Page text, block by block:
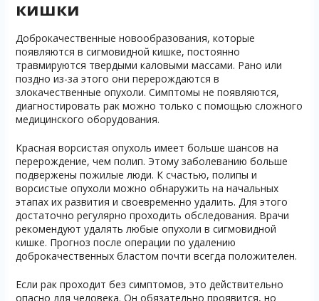
кишки
Доброкачественные новообразования, которые
появляются в сигмовидной кишке, постоянно
травмируются твердыми каловыми массами. Рано или
поздно из-за этого они перерождаются в
злокачественные опухоли. Симптомы не появляются,
диагностировать рак можно только с помощью сложного
медицинского оборудования.
Красная ворсистая опухоль имеет больше шансов на
перерождение, чем полип. Этому заболеванию больше
подвержены пожилые люди. К счастью, полипы и
ворсистые опухоли можно обнаружить на начальных
этапах их развития и своевременно удалить. Для этого
достаточно регулярно проходить обследования. Врачи
рекомендуют удалять любые опухоли в сигмовидной
кишке. Прогноз после операции по удалению
доброкачественных бластом почти всегда положителен.
Если рак проходит без симптомов, это действительно
опасно для человека. Он обязательно проявится, но